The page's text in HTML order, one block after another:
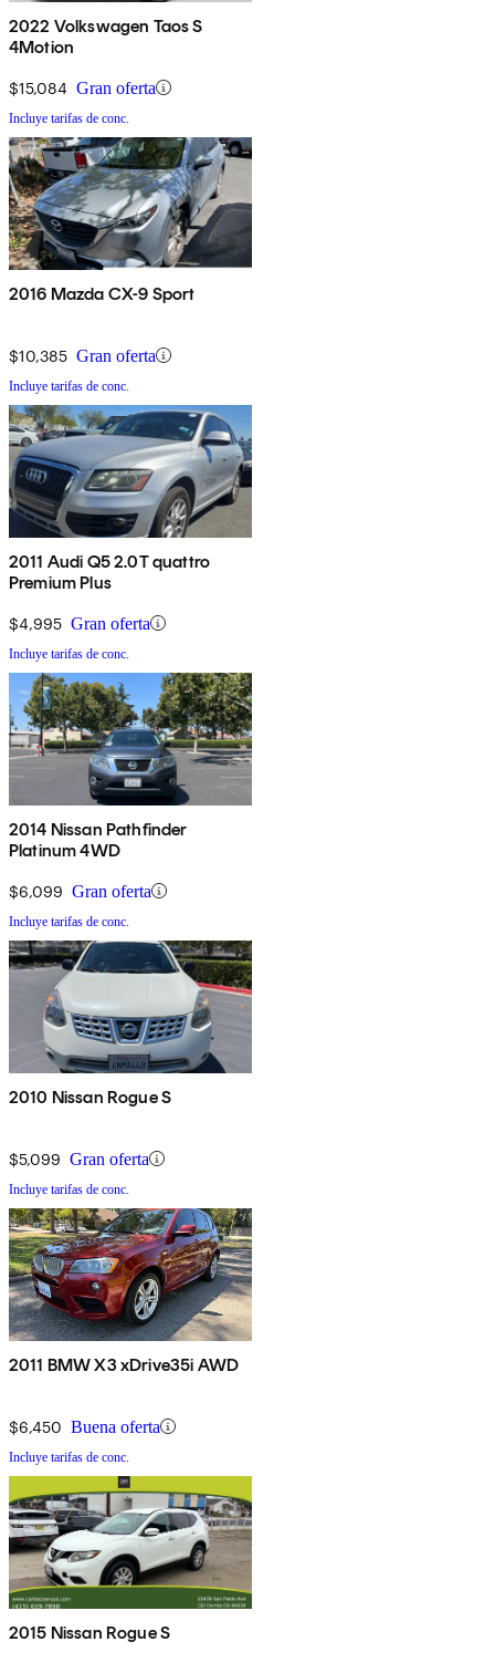
2022 Volkswagen Taos S
4Motion
$15,084 Gran oferta
Incluye tarifas de conc.
2016 Mazda CX-9 Sport
$10,385 Gran oferta
Incluye tarifas de conc.
2011 Audi Q5 2.0T quattro
Premium Plus
$4,995 Gran oferta
Incluye tarifas de conc.
2014 Nissan Pathfinder
Platinum 4WD
$6,099 Gran oferta
Incluye tarifas de conc.
2010 Nissan Rogue S
$5,099 Gran oferta
Incluye tarifas de conc.
2011 BMW X3 xDrive35i AWD
$6,450 Buena oferta
Incluye tarifas de conc.
2015 Nissan Rogue S